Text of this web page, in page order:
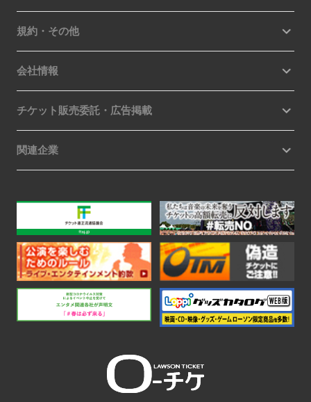
規約・その他
会社情報
チケット販売委託・広告掲載
関連企業